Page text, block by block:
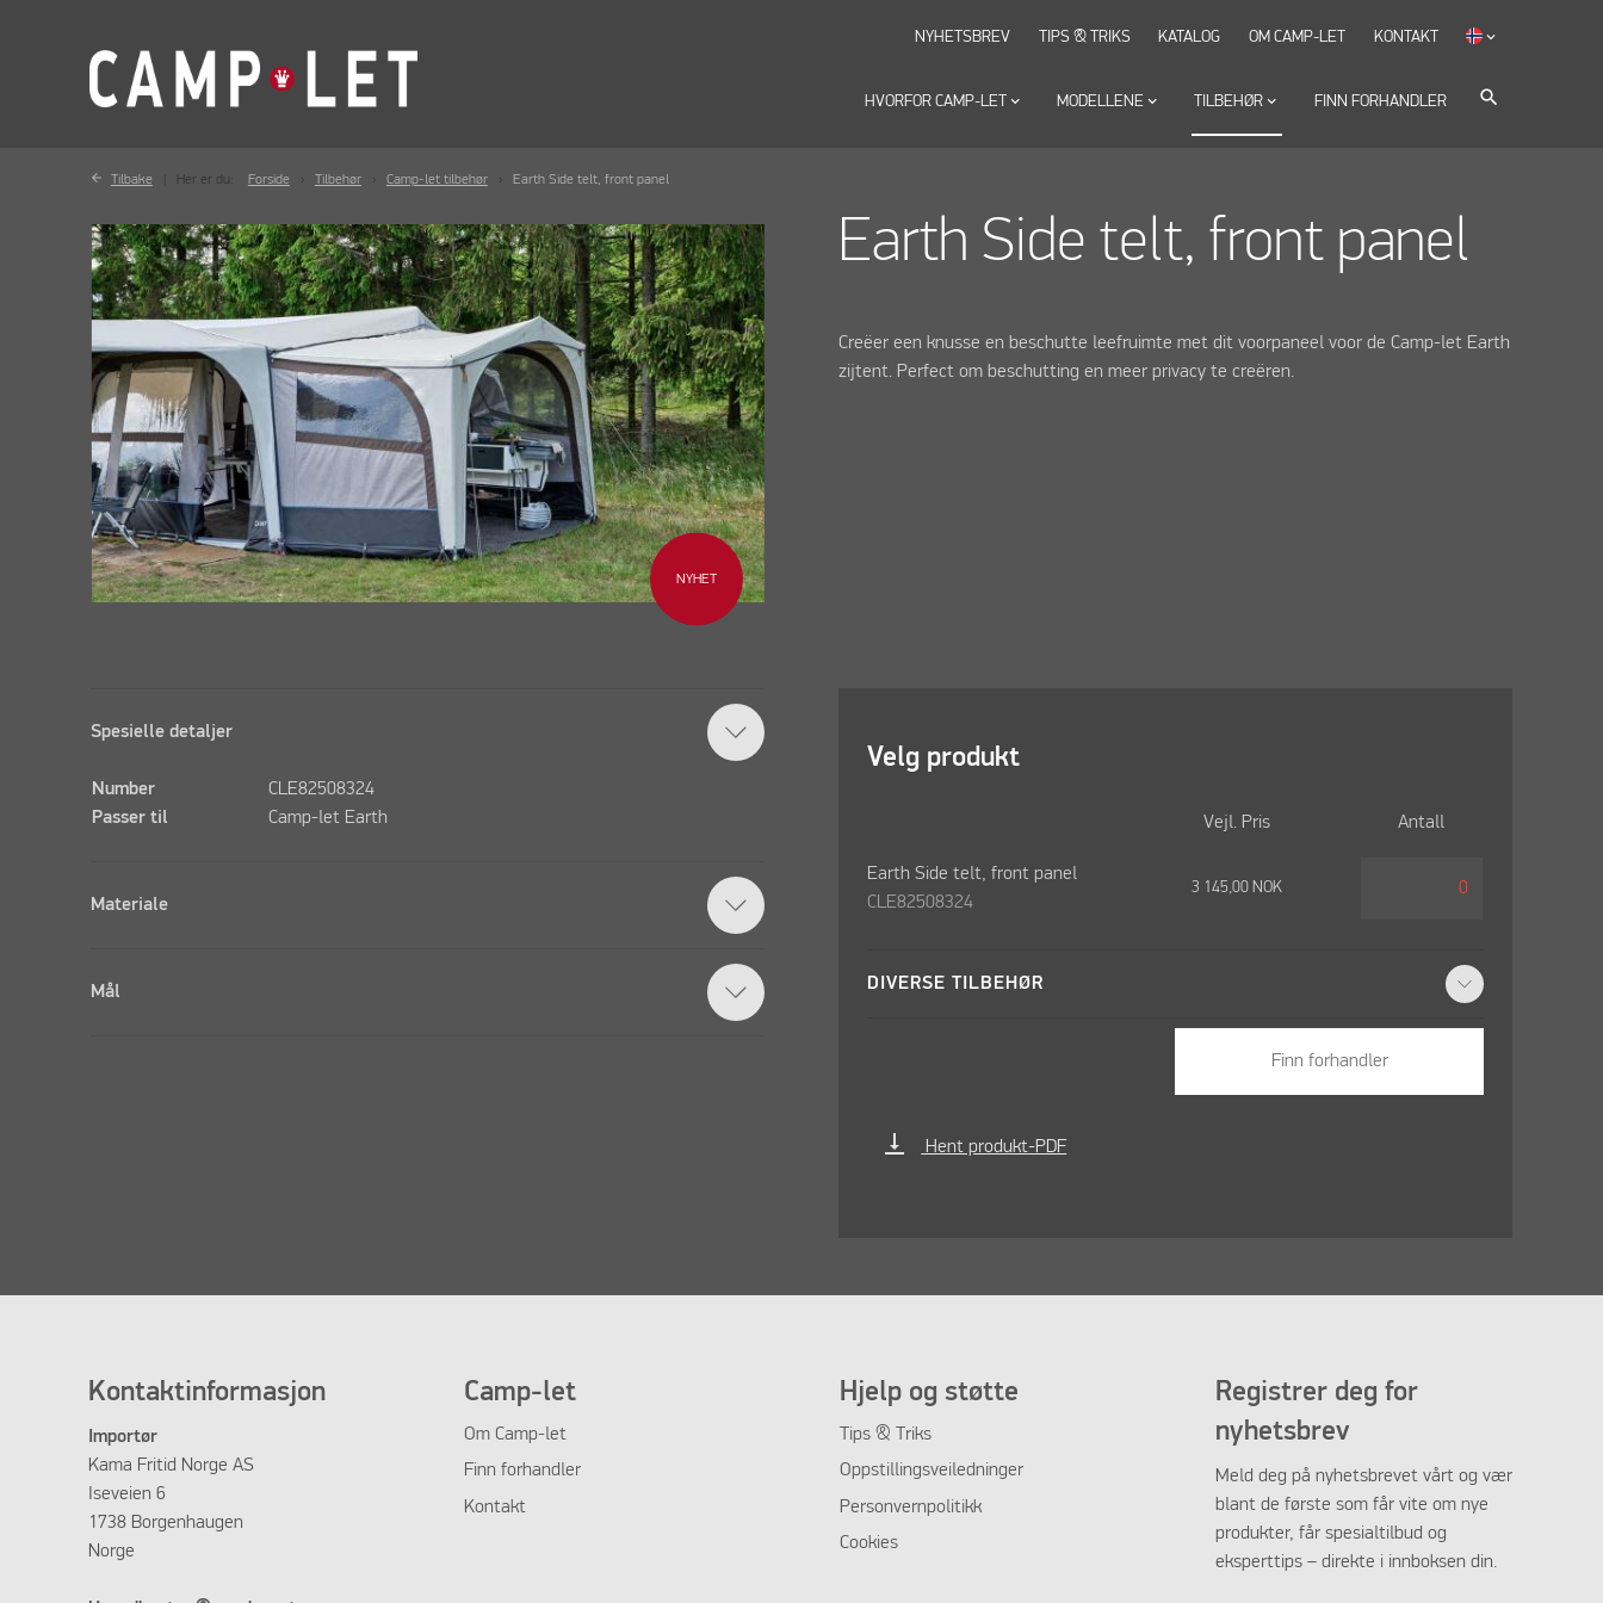
HVORFOR CAMP-LETkeyboard_arrow_down MODELLENE keyboard_arrow_down TILBEHØR keyboard_arrow_down FINN FORHANDLER search
NYHETSBREV TIPS & TRIKS KATALOG OM CAMP-LET KONTAKT keyboard_arrow_down
Tilbake Her er du: Forside Tilbehør Camp-let tilbehør Earth Side telt, front panel
NYHET
Earth Side telt, front panel
Creëer een knusse en beschutte leefruimte met dit voorpaneel voor de Camp-let Earth
zijtent. Perfect om beschutting en meer privacy te creëren.
Velg produkt
Vejl. Pris Antall
Earth Side telt, front panel
CLE82508324
3 145,00 NOK
DIVERSE TILBEHØR
Finn forhandler
vertical_align_bottom Hent produkt-PDF
Spesielle detaljer
Number
CLE82508324
Passer til
Camp-let Earth
Materiale
Mål
Kontaktinformasjon
Importør
Kama Fritid Norge AS
Iseveien 6
1738 Borgenhaugen
Norge
Camp-let
Om Camp-let
Finn forhandler
Kontakt
Hjelp og støtte
Tips & Triks
Oppstillingsveiledninger
Personvernpolitikk
Cookies
Registrer deg for
nyhetsbrev
Meld deg på nyhetsbrevet vårt og vær
blant de første som får vite om nye
produkter, får spesialtilbud og
eksperttips – direkte i innboksen din.